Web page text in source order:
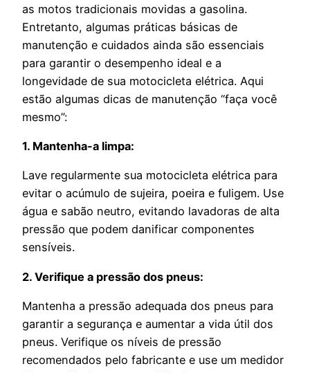
as motos tradicionais movidas a gasolina.
Entretanto, algumas práticas básicas de
manutenção e cuidados ainda são essenciais
para garantir o desempenho ideal e a
longevidade de sua motocicleta elétrica. Aqui
estão algumas dicas de manutenção “faça você
mesmo”:
1. Mantenha-a limpa:
Lave regularmente sua motocicleta elétrica para
evitar o acúmulo de sujeira, poeira e fuligem. Use
água e sabão neutro, evitando lavadoras de alta
pressão que podem danificar componentes
sensíveis.
2. Verifique a pressão dos pneus:
Mantenha a pressão adequada dos pneus para
garantir a segurança e aumentar a vida útil dos
pneus. Verifique os níveis de pressão
recomendados pelo fabricante e use um medidor